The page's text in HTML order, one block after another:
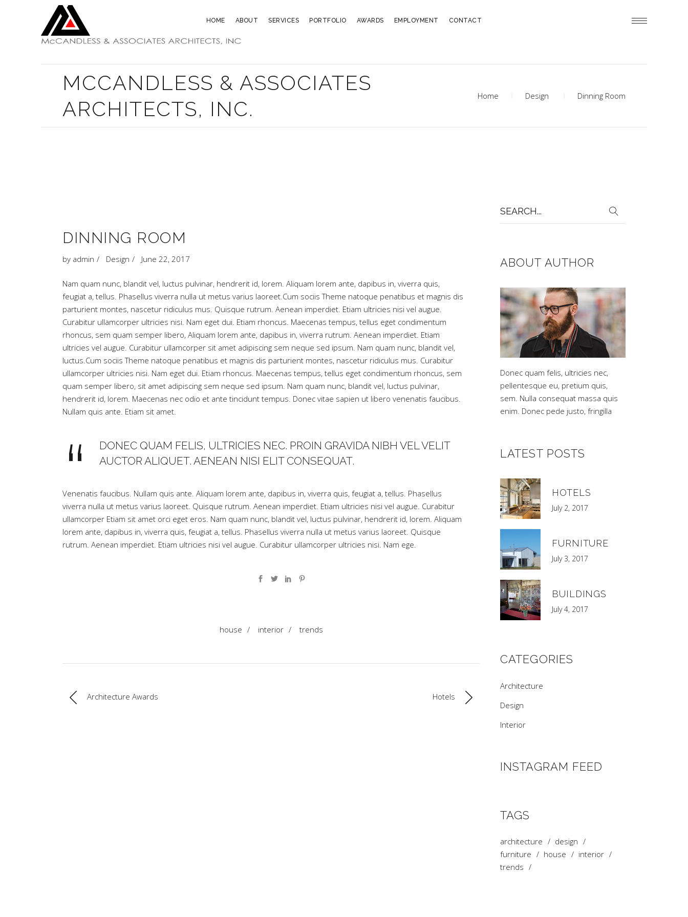
HOME ABOUT SERVICES PORTFOLIO AWARDS EMPLOYMENT CONTACT
MCCANDLESS & ASSOCIATES
ARCHITECTS, INC.
Home Design Dinning Room
DINNING ROOM
by admin Design June 22, 2017
Nam quam nunc, blandit vel, luctus pulvinar, hendrerit id, lorem. Aliquam lorem ante, dapibus in, viverra quis,
feugiat a, tellus. Phasellus viverra nulla ut metus varius laoreet.Cum sociis Theme natoque penatibus et magnis dis
parturient montes, nascetur ridiculus mus. Quisque rutrum. Aenean imperdiet. Etiam ultricies nisi vel augue.
Curabitur ullamcorper ultricies nisi. Nam eget dui. Etiam rhoncus. Maecenas tempus, tellus eget condimentum
rhoncus, sem quam semper libero, Aliquam lorem ante, dapibus in, viverra rutrum. Aenean imperdiet. Etiam
ultricies vel augue. Curabitur ullamcorper sit amet adipiscing sem neque sed ipsum. Nam quam nunc, blandit vel,
luctus.Cum sociis Theme natoque penatibus et magnis dis parturient montes, nascetur ridiculus mus. Curabitur
ullamcorper ultricies nisi. Nam eget dui. Etiam rhoncus. Maecenas tempus, tellus eget condimentum rhoncus, sem
quam semper libero, sit amet adipiscing sem neque sed ipsum. Nam quam nunc, blandit vel, luctus pulvinar,
hendrerit id, lorem. Maecenas nec odio et ante tincidunt tempus. Donec vitae sapien ut libero venenatis faucibus.
Nullam quis ante. Etiam sit amet.
DONEC QUAM FELIS, ULTRICIES NEC. PROIN GRAVIDA NIBH VEL VELIT
AUCTOR ALIQUET. AENEAN NISI ELIT CONSEQUAT.
Venenatis faucibus. Nullam quis ante. Aliquam lorem ante, dapibus in, viverra quis, feugiat a, tellus. Phasellus
viverra nulla ut metus varius laoreet. Quisque rutrum. Aenean imperdiet. Etiam ultricies nisi vel augue. Curabitur
ullamcorper Etiam sit amet orci eget eros. Nam quam nunc, blandit vel, luctus pulvinar, hendrerit id, lorem. Aliquam
lorem ante, dapibus in, viverra quis, feugiat a, tellus. Phasellus viverra nulla ut metus varius laoreet. Quisque
rutrum. Aenean imperdiet. Etiam ultricies nisi vel augue. Curabitur ullamcorper ultricies nisi. Nam ege.
house / interior / trends
Architecture Awards Hotels
for:
ABOUT AUTHOR
Donec quam felis, ultricies nec,
pellentesque eu, pretium quis,
sem. Nulla consequat massa quis
enim. Donec pede justo, fringilla
LATEST POSTS
HOTELS
July 2, 2017
FURNITURE
July 3, 2017
BUILDINGS
July 4, 2017
CATEGORIES
Architecture
Design
Interior
INSTAGRAM FEED
TAGS
architecture
design
furniture
house
interior
trends